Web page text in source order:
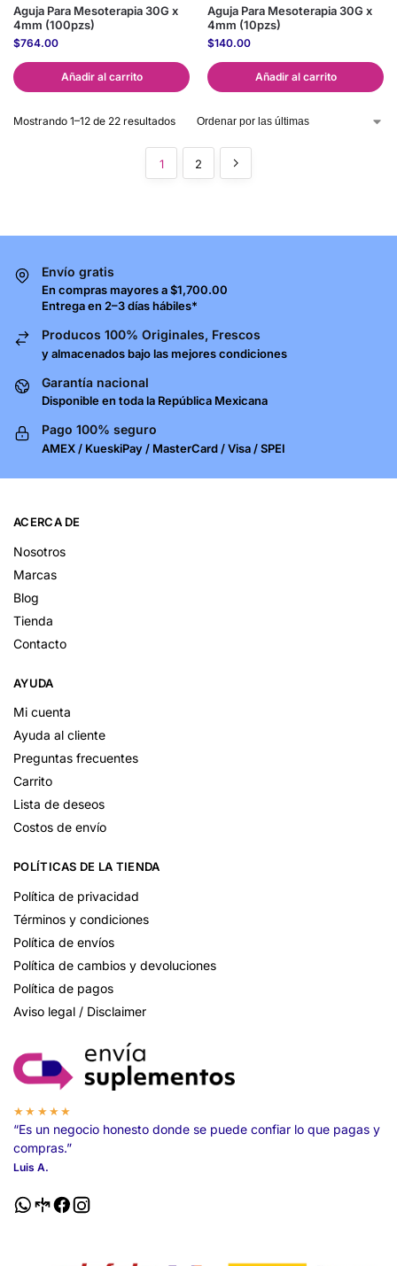
Aguja Para Mesoterapia 30G x
4mm (100pzs)
$764.00
Añadir al carrito
Aguja Para Mesoterapia 30G x
4mm (10pzs)
$140.00
Añadir al carrito
Mostrando 1–12 de 22 resultados
1 2
Envío gratis
En compras mayores a $1,700.00
Entrega en 2–3 días hábiles*
Producos 100% Originales, Frescos
y almacenados bajo las mejores condiciones
Garantía nacional
Disponible en toda la República Mexicana
Pago 100% seguro
AMEX / KueskiPay / MasterCard / Visa / SPEI
ACERCA DE
Nosotros
Marcas
Blog
Tienda
Contacto
AYUDA
Mi cuenta
Ayuda al cliente
Preguntas frecuentes
Carrito
Lista de deseos
Costos de envío
POLÍTICAS DE LA TIENDA
Política de privacidad
Términos y condiciones
Política de envíos
Política de cambios y devoluciones
Política de pagos
Aviso legal / Disclaimer
★★★★★
“Es un negocio honesto donde se puede confiar lo que pagas y
compras.”
Luis A.